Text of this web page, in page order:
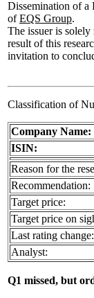
Dissemination of a
ofEQS Group.
The issuer is
result of this
invitation to
Classification of
Company Name:
ISIN:
Reason for the
Recommendation:
Target price:
Target price on
Last rating change:
Analyst:
Q1 missed, but